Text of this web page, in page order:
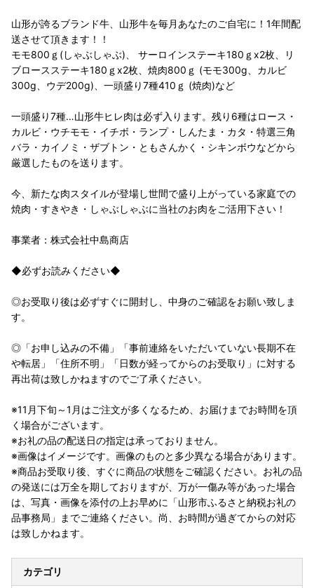
山形が誇るブランド牛、山形牛を毎月あなたのご自宅に！1年間配
送させて頂きます！！
モモ800ｇ(しゃぶしゃぶ)、 サーロインステーキ180ｇx2枚、リ
ブロースステーキ180ｇx2枚、焼肉800ｇ (モモ300g、カルビ
300g、ウデ200g)、一頭盛り7種410ｇ (焼肉)など
一頭盛り7種…山形牛ヒレ肉は必ず入ります。残り6種はロース・
カルビ・ウチモモ・イチボ・ランプ・しんたま・カタ・特選三角
バラ・カイノミ・ザブトン・ともさんかく・シキンボウなどから
厳選したものを送ります。
今、新たな肉スタイルが登場し世間で盛り上がっている家庭での
焼肉・すきやき・しゃぶしゃぶに当社のお肉をご活用下さい！
事業者：株式会社中島商店
◆必ずお読みください◆
◎お受取り後は必ずすぐに開封し、中身のご確認をお願い致しま
す。
◎「お申し込みの不備」「事前連絡をいただいていない長期不在
や転居」「住所不明」「日数が経ってからのお受取り」に対する
再出荷は致しかねますのでご了承ください。
※11月下旬～1月はご注文が多くなるため、お届けまでお時間を頂
く場合がございます。
※お礼の品の配送日の指定は承っておりません。
※画像はイメージです。画像のものと多少異なる場合があります。
※商品お受取り後、すぐに商品の状態をご確認ください。お礼の品
の発送には万全を期しておりますが、万が一傷み等があった場合
は、写真・画像を添付の上お早めに「山形市ふるさと納税お礼の
品事務局」までご連絡ください。尚、お時間が過ぎてからの対応
は致しかねます。
カテゴリ